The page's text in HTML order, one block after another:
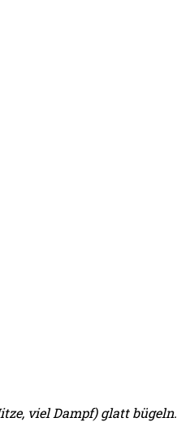
viel Dampf) glatt bügeln.